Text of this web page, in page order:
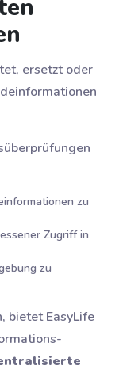
ersetzt oder
zu
Zugriff in
zu
bietet EasyLife